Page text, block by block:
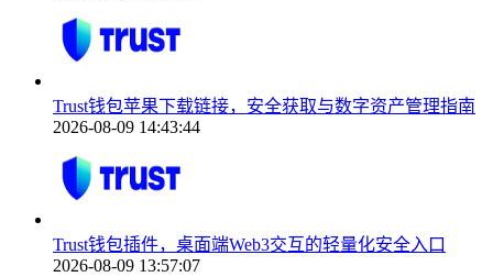
Trust钱包苹果下载链接，安全获取与数字资产管理指南
2026-08-09 14:43:44
Trust钱包插件，桌面端Web3交互的轻量化安全入口
2026-08-09 13:57:07